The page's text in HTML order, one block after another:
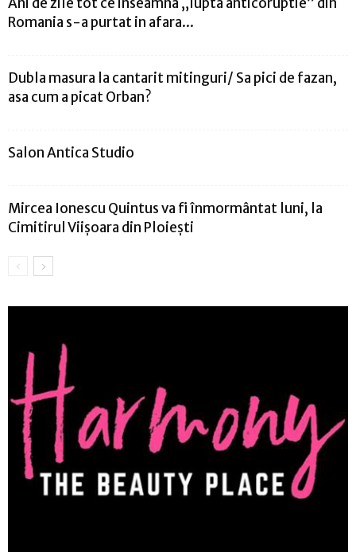
Romania s-a purtat in afara...
Dubla masura la cantarit mitinguri/ Sa pici de fazan,
asa cum a picat Orban?
Salon Antica Studio
Mircea Ionescu Quintus va fi înmormântat luni, la
Cimitirul Viişoara din Ploieşti